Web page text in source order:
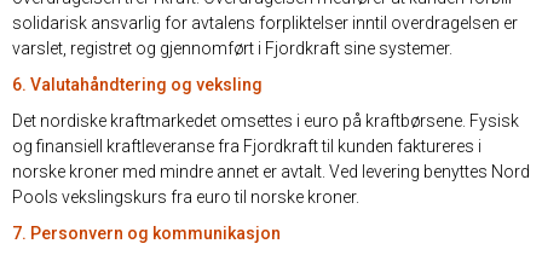
solidarisk ansvarlig for avtalens forpliktelser inntil overdragelsen er
varslet, registret og gjennomført i Fjordkraft sine systemer.
6. Valutahåndtering og veksling
Det nordiske kraftmarkedet omsettes i euro på kraftbørsene. Fysisk
og finansiell kraftleveranse fra Fjordkraft til kunden faktureres i
norske kroner med mindre annet er avtalt. Ved levering benyttes Nord
Pools vekslingskurs fra euro til norske kroner.
7. Personvern og kommunikasjon